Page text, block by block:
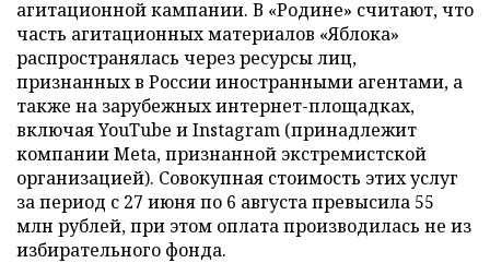
агитационной кампании. В «Родине» считают, что
часть агитационных материалов «Яблока»
распространялась через ресурсы лиц,
признанных в России иностранными агентами, а
также на зарубежных интернет-площадках,
включая YouTube и Instagram (принадлежит
компании Meta, признанной экстремистской
организацией). Совокупная стоимость этих услуг
за период с 27 июня по 6 августа превысила 55
млн рублей, при этом оплата производилась не из
избирательного фонда.